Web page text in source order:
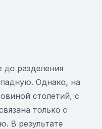
до разделения
Однако, на
столетий, с
только с
В результате